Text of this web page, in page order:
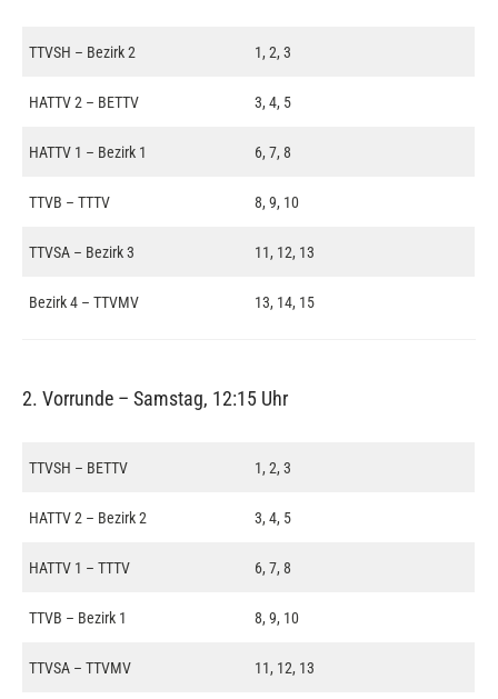
TTVSH – Bezirk 2 1, 2, 3
HATTV 2 – BETTV 3, 4, 5
HATTV 1 – Bezirk 1 6, 7, 8
TTVB – TTTV 8, 9, 10
TTVSA – Bezirk 3 11, 12, 13
Bezirk 4 – TTVMV 13, 14, 15
2. Vorrunde – Samstag, 12:15 Uhr
TTVSH – BETTV 1, 2, 3
HATTV 2 – Bezirk 2 3, 4, 5
HATTV 1 – TTTV 6, 7, 8
TTVB – Bezirk 1 8, 9, 10
TTVSA – TTVMV 11, 12, 13